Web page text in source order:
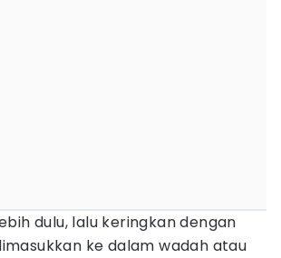
dulu, lalu keringkan dengan
ke dalam wadah atau